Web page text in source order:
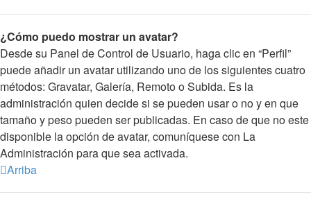
¿Cómo puedo mostrar un avatar?
Desde su Panel de Control de Usuario, haga clic en “Perfil”
puede añadir un avatar utilizando uno de los siguientes cuatro
métodos: Gravatar, Galería, Remoto o Subida. Es la
administración quien decide si se pueden usar o no y en que
tamaño y peso pueden ser publicadas. En caso de que no este
disponible la opción de avatar, comuníquese con La
Administración para que sea activada.
Arriba